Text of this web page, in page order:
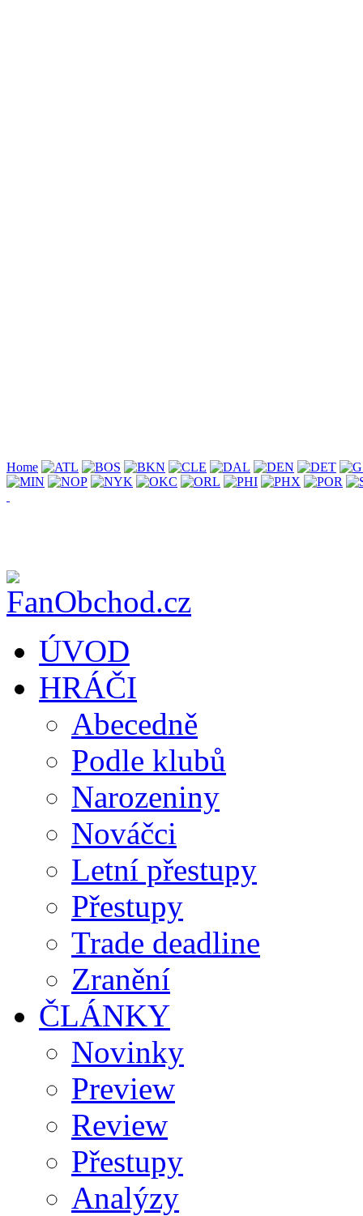
Home
ÚVOD
HRÁČI
Abecedně
Podle klubů
Narozeniny
Nováčci
Letní přestupy
Přestupy
Trade deadline
Zranění
ČLÁNKY
Novinky
Preview
Review
Přestupy
Analýzy